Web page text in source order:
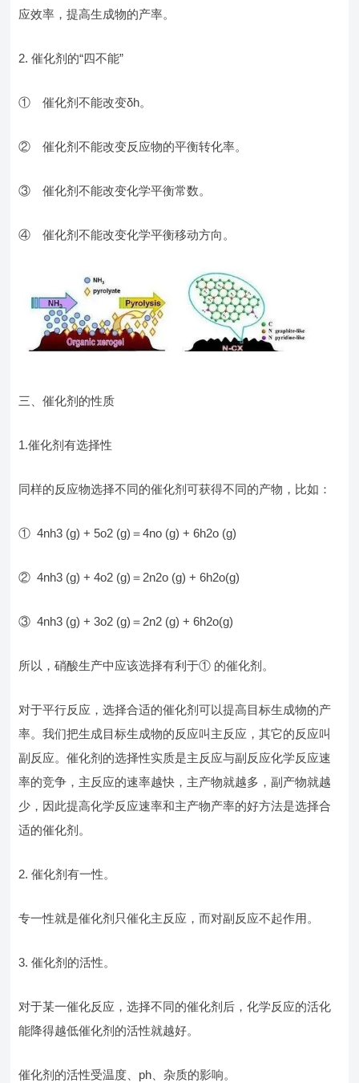
应效率，提高生成物的产率。
2. 催化剂的“四不能”
① 催化剂不能改变δh。
② 催化剂不能改变反应物的平衡转化率。
③ 催化剂不能改变化学平衡常数。
④ 催化剂不能改变化学平衡移动方向。
三、催化剂的性质
1.催化剂有选择性
同样的反应物选择不同的催化剂可获得不同的产物，比如：
① 4nh3 (g) + 5o2 (g)＝4no (g) + 6h2o (g)
② 4nh3 (g) + 4o2 (g)＝2n2o (g) + 6h2o(g)
③ 4nh3 (g) + 3o2 (g)＝2n2 (g) + 6h2o(g)
所以，硝酸生产中应该选择有利于① 的催化剂。
对于平行反应，选择合适的催化剂可以提高目标生成物的产
率。我们把生成目标生成物的反应叫主反应，其它的反应叫
副反应。催化剂的选择性实质是主反应与副反应化学反应速
率的竞争，主反应的速率越快，主产物就越多，副产物就越
少，因此提高化学反应速率和主产物产率的好方法是选择合
适的催化剂。
2. 催化剂有一性。
专一性就是催化剂只催化主反应，而对副反应不起作用。
3. 催化剂的活性。
对于某一催化反应，选择不同的催化剂后，化学反应的活化
能降得越低催化剂的活性就越好。
催化剂的活性受温度、ph、杂质的影响。